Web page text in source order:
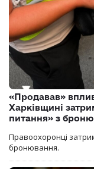
«Продавав»
Харківщині
питання» з
Правоохоронці
бронювання.